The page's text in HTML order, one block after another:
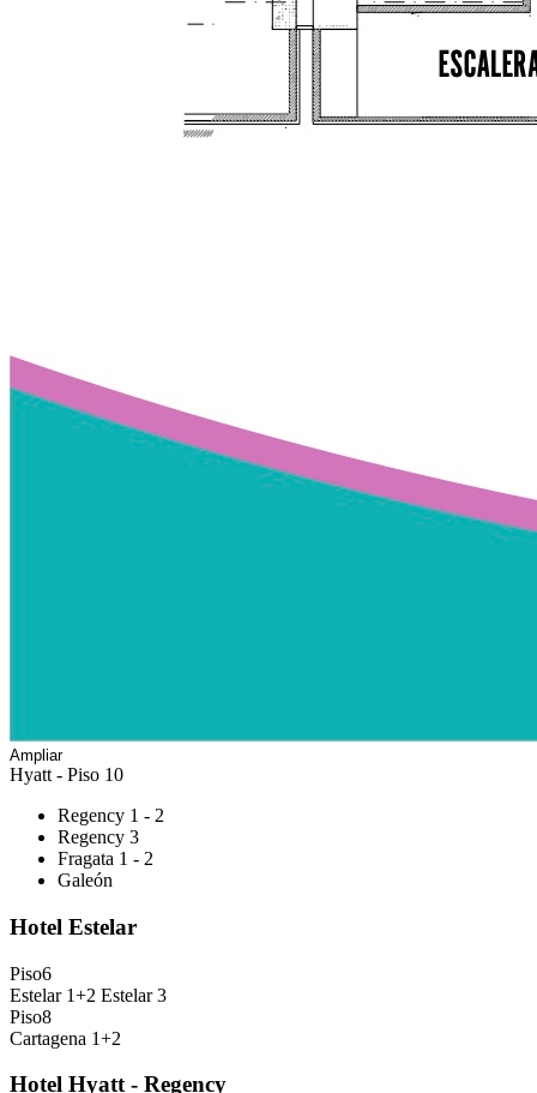
Ampliar
Hyatt - Piso 10
Regency 1 - 2
Regency 3
Fragata 1 - 2
Galeón
Hotel Estelar
Piso6
Estelar 1+2 Estelar 3
Piso8
Cartagena 1+2
Hotel Hyatt - Regency